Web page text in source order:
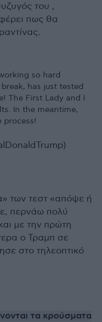
του ,
πως θα
so hard
has just tested
The First Lady and I
In the meantime,
process!
των τεστ «απόψε ή
περνάω πολύ
με την πρώτη
ο Τραμπ σε
στο τηλεοπτικό
τα κρούσματα